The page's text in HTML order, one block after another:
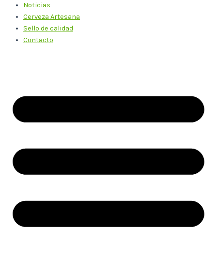
Noticias
Cerveza Artesana
Sello de calidad
Contacto